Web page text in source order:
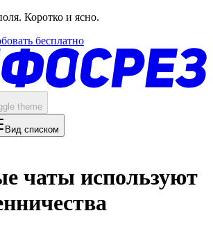
Коротко и ясно.
бесплатно
theme
Вид списком
чаты используют